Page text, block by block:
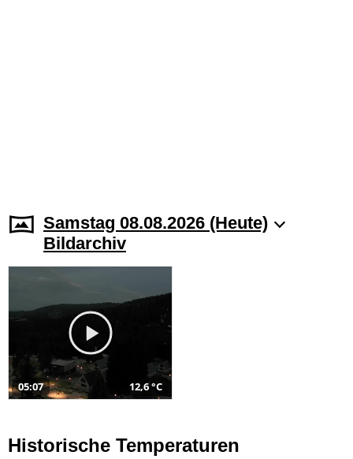
Samstag 08.08.2026 (Heute)
Bildarchiv
05:07 12,6 °C
Historische Temperaturen